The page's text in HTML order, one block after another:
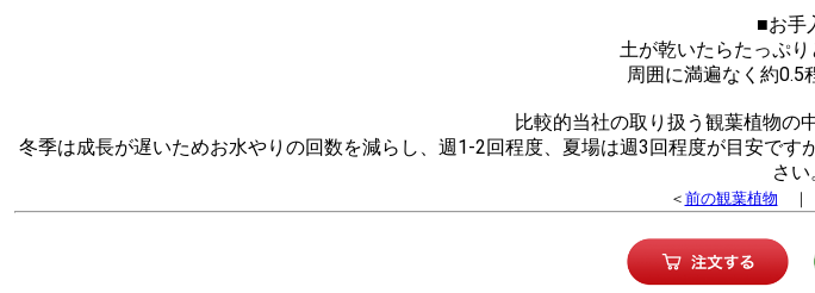
■お手
土が乾いたらたっぷり
周囲に満遍なく約0.5
比較的当社の取り扱う観葉植物の
冬季は成長が遅いためお水やりの回数を減らし、週1-2回程度、夏場は週3回程度が目安で
さい
＜ 前の観葉植物 ｜